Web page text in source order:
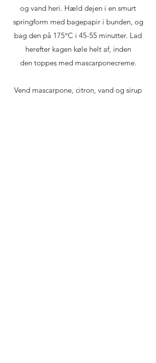
og vand heri. Hæld dejen i en smurt
springform med bagepapir i bunden, og
bag den på 175°C i 45-55 minutter. Lad
herefter kagen køle helt af, inden
den toppes med mascarponecreme.
Vend mascarpone, citron, vand og sirup